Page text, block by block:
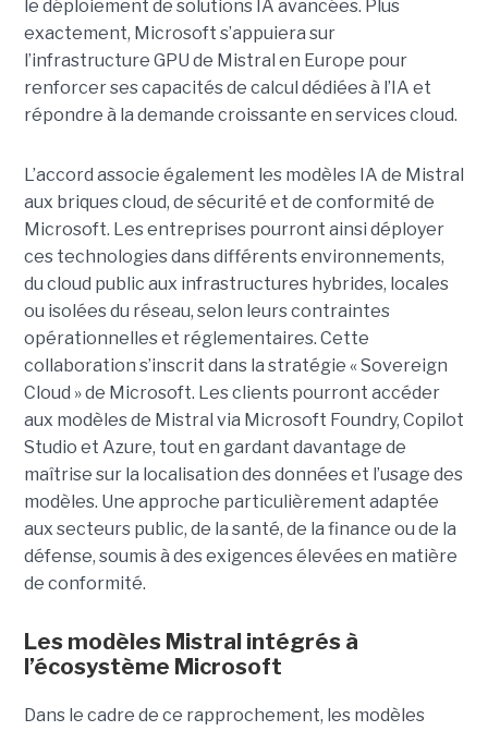
le déploiement de solutions IA avancées. Plus
exactement, Microsoft s’appuiera sur
l’infrastructure GPU de Mistral en Europe pour
renforcer ses capacités de calcul dédiées à l’IA et
répondre à la demande croissante en services cloud.
L’accord associe également les modèles IA de Mistral
aux briques cloud, de sécurité et de conformité de
Microsoft. Les entreprises pourront ainsi déployer
ces technologies dans différents environnements,
du cloud public aux infrastructures hybrides, locales
ou isolées du réseau, selon leurs contraintes
opérationnelles et réglementaires. Cette
collaboration s’inscrit dans la stratégie « Sovereign
Cloud » de Microsoft. Les clients pourront accéder
aux modèles de Mistral via Microsoft Foundry, Copilot
Studio et Azure, tout en gardant davantage de
maîtrise sur la localisation des données et l’usage des
modèles. Une approche particulièrement adaptée
aux secteurs public, de la santé, de la finance ou de la
défense, soumis à des exigences élevées en matière
de conformité.
Les modèles Mistral intégrés à
l’écosystème Microsoft
Dans le cadre de ce rapprochement, les modèles